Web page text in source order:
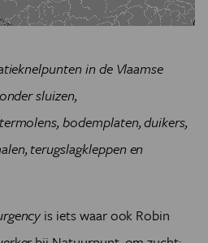
in de Vlaamse
sluizen,
bodemplaten, duikers,
terugslagkleppen en
is iets waar ook Robin